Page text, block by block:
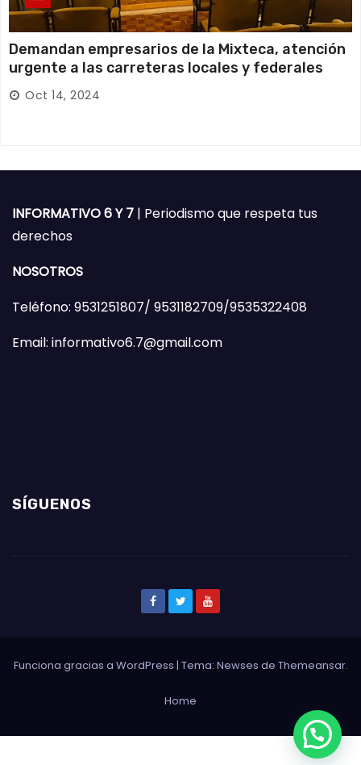
Demandan empresarios de la Mixteca, atención
urgente a las carreteras locales y federales
Oct 14, 2024
INFORMATIVO 6 Y 7 | Periodismo que respeta tus
derechos
NOSOTROS
Teléfono: 9531251807/ 9531182709/9535322408
Email: informativo6.7@gmail.com
SÍGUENOS
Funciona gracias a WordPress | Tema: Newses de Themeansar.
Home